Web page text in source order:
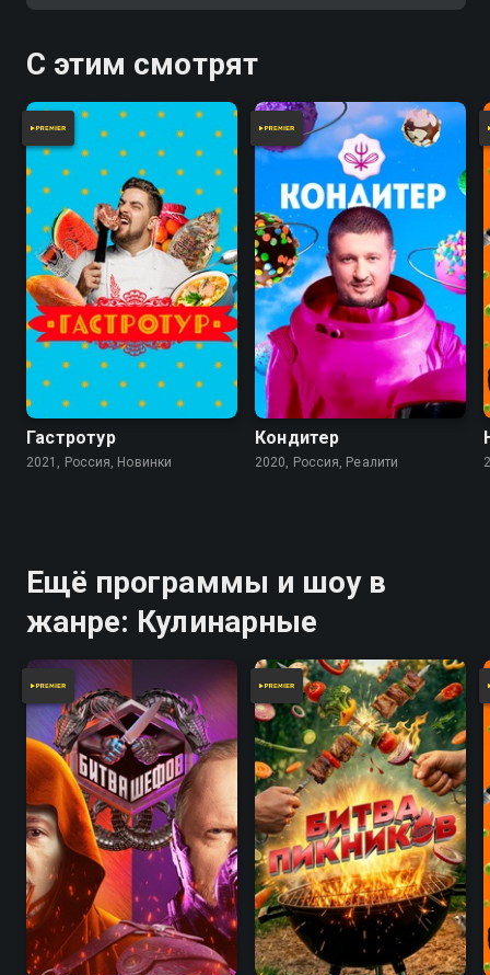
С этим смотрят
Гастротур
2021, Россия, Новинки
Кондитер
2020, Россия, Реалити
Ещё программы и шоу в
жанре: Кулинарные